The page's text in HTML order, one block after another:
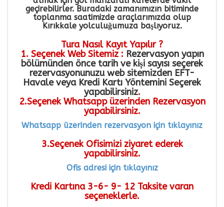
Oturum yönetimi, güvenlik ve temel site işlevleri için
gereklidir. Bu çerezler olmadan site düzgün çalışmaz ve
devre dışı bırakılamaz.
İstatistik Çerezleri
Ziyaretçilerin siteyi nasıl kullandığını anonim olarak
ölçeriz. Hangi sayfaların popüler olduğunu ve
kullanıcıların nerede zorluk yaşadığını anlamamıza
yardımcı olur.
Pazarlama Çerezleri
Size ve ilgi alanlarınıza uygun reklamlar göstermek için
kullanılır. Kapatırsanız reklamları görmeye devam
geçirebilirler. Buradaki zamanımızın bitiminde
toplanma saatimizde araçlarımızda olup
Kırıkkale yolculuğumuza başlıyoruz.
Tura Nasıl Kayıt Yapılır ?
1. Seçenek Web Sitemiz : Rezervasyon yapın
bölümünden önce tarih ve kişi sayısı seçerek
rezervasyonunuzu web sitemizden EFT-
Havale veya Kredi Kartı Yöntemini Seçerek
yapabilirsiniz.
2.Seçenek Whatsapp üzerinden Rezervasyon
yapabilirsiniz.
Whatsapp üzerinden rezervasyon için tıklayınız
3.Seçenek Ofisimizi ziyaret ederek
yapabilirsiniz.
Ofis adresi için tıklayınız
Kredi Kartına 3-6- 9- 12 Taksite varan
seçeneklerle.